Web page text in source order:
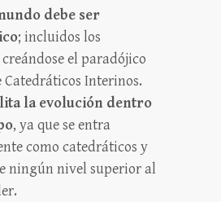
debe ser
; incluidos los
el paradójico
Catedráticos Interinos.
la evolución dentro
, ya que se entra
como catedráticos y
ningún nivel superior al